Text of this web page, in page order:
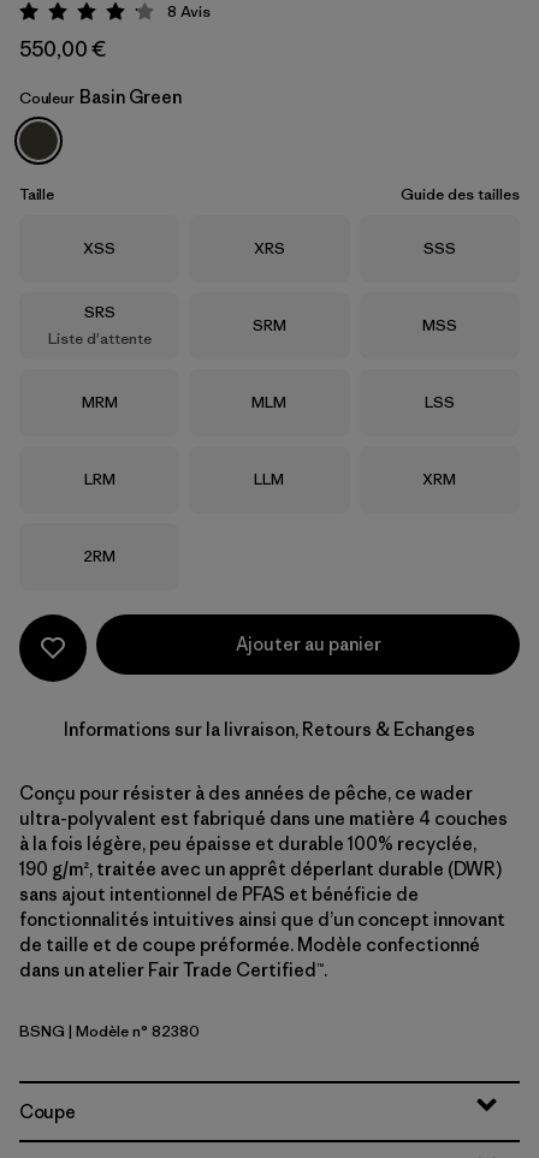
Basin Green
Évaluation: 4.1 / 5
8 Avis
550,00 €
Couleur Basin Green
Taille Guide des tailles
Taille
XSS Taille
XRS Taille
SSS
Taille
SRS
Liste d'attente
Taille
SRM Taille
MSS
Taille
MRM Taille
MLM Taille
LSS
Taille
LRM Taille
LLM Taille
XRM
Taille
2RM
Ajouter au panier
Informations sur la livraison, Retours & Echanges
Conçu pour résister à des années de pêche, ce wader
ultra-polyvalent est fabriqué dans une matière 4 couches
à la fois légère, peu épaisse et durable 100% recyclée,
190 g/m², traitée avec un apprêt déperlant durable (DWR)
sans ajout intentionnel de PFAS et bénéficie de
fonctionnalités intuitives ainsi que d’un concept innovant
de taille et de coupe préformée. Modèle confectionné
dans un atelier Fair Trade Certified™.
Basin Green
BSNG | Modèle n° 82380
Coupe